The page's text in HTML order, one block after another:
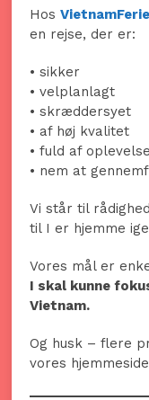
Hos
en rejse, der er:
• sikker
• velplanlagt
• skræddersyet
• af høj kvalitet
• fuld af
• nem at
Vi står til
til I er hjemme
Vores mål er
I skal kunne
Vietnam.
Og husk – flere
vores